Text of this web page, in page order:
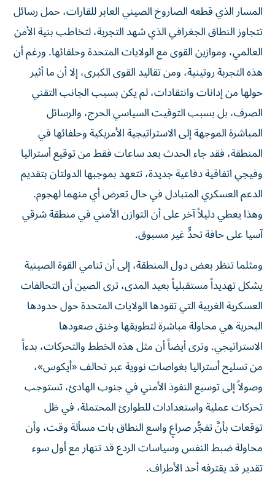
المسار الذي قطعه الصاروخ الصيني العابر للقارات، حمل رسائل
تتجاوز النطاق الجغرافي الذي شهد التجربة، لتخاطب بنية الأمن
العالمي، وموازين القوى مع الولايات المتحدة وحلفائها. ورغم أن
هذه التجربة روتينية، ومن تقاليد القوى الكبرى، إلا أن ما أثير
حولها من إدانات وانتقادات، لم يكن بسبب الجانب التقني
الصرف، بل بسبب التوقيت السياسي الحرج، والرسائل
المباشرة الموجهة إلى الاستراتيجية الأمريكية وحلفائها في
المنطقة، فقد جاء الحدث بعد ساعات فقط من توقيع أستراليا
وفيجي اتفاقية دفاعية جديدة، تتعهد بموجبها الدولتان بتقديم
الدعم العسكري المتبادل في حال تعرض أي منهما لهجوم.
وهذا يعطي دليلاً آخر على أن التوازن الأمني في منطقة شرقي
آسيا على حافة تحدٍّ غير مسبوق.
ومثلما تنظر بعض دول المنطقة، إلى أن تنامي القوة الصينية
يشكل تهديداً مستقبلياً بعيد المدى، ترى الصين أن التحالفات
العسكرية الغربية التي تقودها الولايات المتحدة حول حدودها
البحرية هي محاولة مباشرة لتطويقها وخنق صعودها
الاستراتيجي. وترى أيضاً أن مثل هذه الخطط والتحركات، بدءاً
من تسليح أستراليا بغواصات نووية عبر تحالف «أيكوس»،
وصولاً إلى توسيع النفوذ الأمني في جنوب الهادئ، تستوجب
تحركات عملية واستعدادات للطوارئ المحتملة، في ظل
توقعات بأنَّ تفجُّر صراعٍ واسع النطاق بات مسألة وقت، وأن
محاولة ضبط النفس وسياسات الردع قد تنهار مع أول سوء
تقدير قد يقترفه أحد الأطراف.